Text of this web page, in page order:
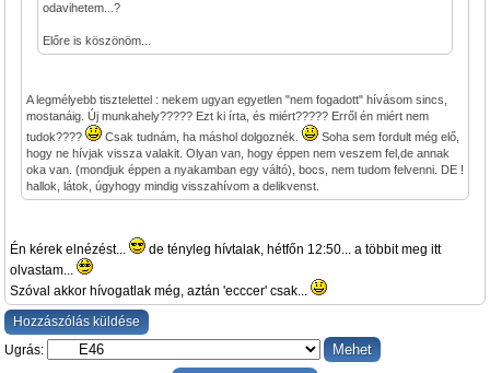
odavihetem...?
Előre is köszönöm...
A legmélyebb tisztelettel : nekem ugyan egyetlen "nem fogadott" hívásom sincs,
mostanáig. Új munkahely????? Ezt ki írta, és miért????? Erről én miért nem
tudok????
Csak tudnám, ha máshol dolgoznék.
Soha sem fordult még elő,
hogy ne hívjak vissza valakit. Olyan van, hogy éppen nem veszem fel,de annak
oka van. (mondjuk éppen a nyakamban egy váltó), bocs, nem tudom felvenni. DE !
hallok, látok, úgyhogy mindig visszahívom a delikvenst.
Én kérek elnézést...
de tényleg hívtalak, hétfőn 12:50... a többit meg itt
olvastam...
Szóval akkor hívogatlak még, aztán 'ecccer' csak...
Hozzászólás küldése
Ugrás: